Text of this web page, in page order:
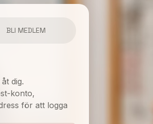
BLI MEDLEM
dig.
konto,
för att logga